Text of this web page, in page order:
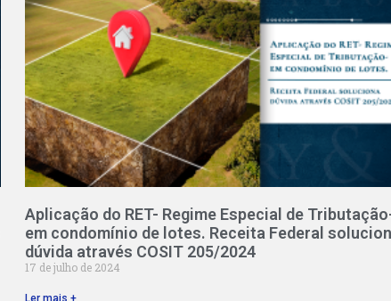
Aplicação do RET- Regime Especial de
em condomínio de lotes. Receita Federal
dúvida através COSIT 205/2024
17 de julho de 2024
Ler mais +